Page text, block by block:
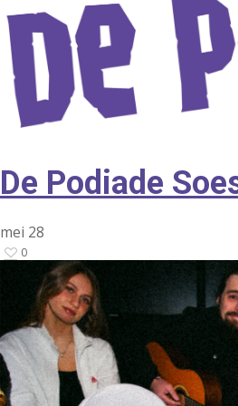
De Podiade
mei 28
0